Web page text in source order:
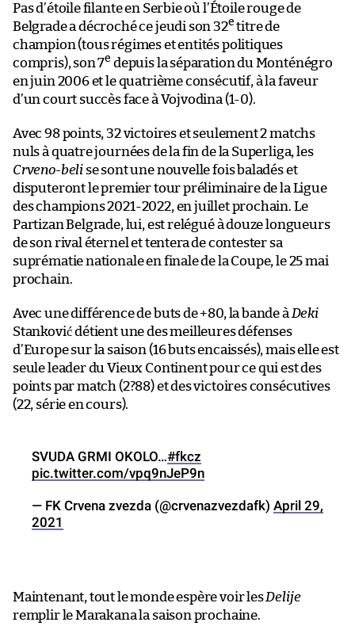
Pas d’étoile filante en Serbie où l’Étoile rouge de
Belgrade a décroché ce jeudi son 32e titre de
champion (tous régimes et entités politiques
compris), son 7e depuis la séparation du Monténégro
en juin 2006 et le quatrième consécutif, à la faveur
d’un court succès face à Vojvodina (1-0).
Avec 98 points, 32 victoires et seulement 2 matchs
nuls à quatre journées de la fin de la Superliga, les
Crveno-beli se sont une nouvelle fois baladés et
disputeront le premier tour préliminaire de la Ligue
des champions 2021-2022, en juillet prochain. Le
Partizan Belgrade, lui, est relégué à douze longueurs
de son rival éternel et tentera de contester sa
suprématie nationale en finale de la Coupe, le 25 mai
prochain.
Avec une différence de buts de +80, la bande à Deki
Stanković détient une des meilleures défenses
d’Europe sur la saison (16 buts encaissés), mais elle est
seule leader du Vieux Continent pour ce qui est des
points par match (2?88) et des victoires consécutives
(22, série en cours).
SVUDA GRMI OKOLO…#fkcz
pic.twitter.com/vpq9nJeP9n
— FK Crvena zvezda (@crvenazvezdafk) April 29,
2021
Maintenant, tout le monde espère voir lesDelije
remplir le Marakana la saison prochaine.